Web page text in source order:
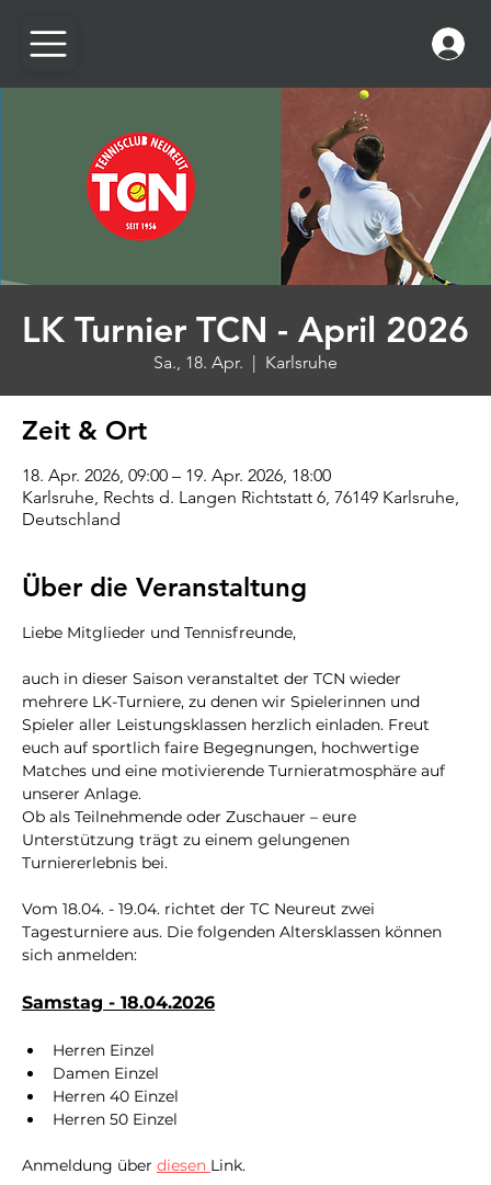
LK Turnier TCN - April 2026
Sa., 18. Apr.
  |
Karlsruhe
Zeit & Ort
18. Apr. 2026, 09:00 – 19. Apr. 2026, 18:00
Karlsruhe, Rechts d. Langen Richtstatt 6, 76149 Karlsruhe,
Deutschland
Über die Veranstaltung
Liebe Mitglieder und Tennisfreunde,
auch in dieser Saison veranstaltet der TCN wieder
mehrere LK-Turniere, zu denen wir Spielerinnen und
Spieler aller Leistungsklassen herzlich einladen. Freut
euch auf sportlich faire Begegnungen, hochwertige
Matches und eine motivierende Turnieratmosphäre auf
unserer Anlage.
Ob als Teilnehmende oder Zuschauer – eure
Unterstützung trägt zu einem gelungenen
Turniererlebnis bei.
Vom 18.04. - 19.04. richtet der TC Neureut zwei
Tagesturniere aus. Die folgenden Altersklassen können
sich anmelden:
Samstag - 18.04.2026
Herren Einzel
Damen Einzel
Herren 40 Einzel
Herren 50 Einzel
Anmeldung über diesen Link.